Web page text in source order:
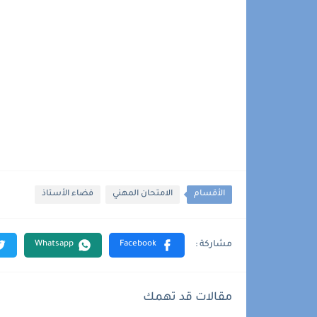
الأقسام الامتحان المهني فضاء الأستاذ
مقالات قد تهمك